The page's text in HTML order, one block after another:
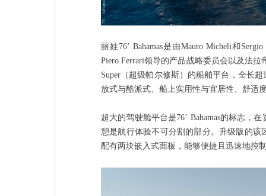
丽娃76’ Bahamas是由Mauro Micheli和
Piero Ferrari领导的产品战略委员会以及法拉
Super（超级帕尔修斯）的船舶平台，全长
放式与酷派式、船上实用性与宜居性、舒适
超大的驾驶舱平台是76’ Bahamas的标志，
憩是航行体验不可分割的部分。升级版的
配有两块嵌入式面板，能够便捷且迅速地控